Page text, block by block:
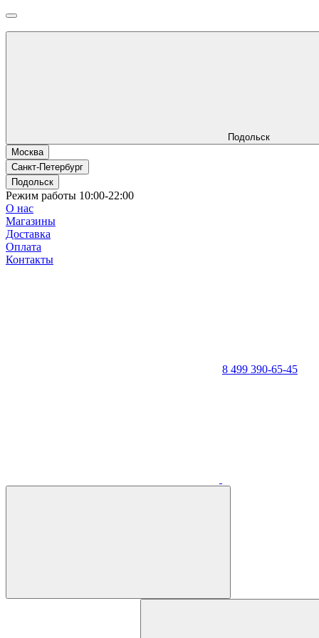
Подольск
Москва
Санкт-Петербург
Подольск
Режим работы 10:00-22:00
О нас
Магазины
Доставка
Оплата
Контакты
8 499 390-65-45